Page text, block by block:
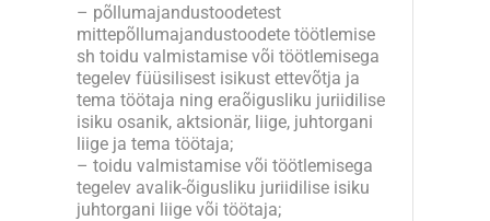
– põllumajandustoodetest
mittepõllumajandustoodete töötlemise
sh toidu valmistamise või töötlemisega
tegelev füüsilisest isikust ettevõtja ja
tema töötaja ning eraõigusliku juriidilise
isiku osanik, aktsionär, liige, juhtorgani
liige ja tema töötaja;
– toidu valmistamise või töötlemisega
tegelev avalik-õigusliku juriidilise isiku
juhtorgani liige või töötaja;